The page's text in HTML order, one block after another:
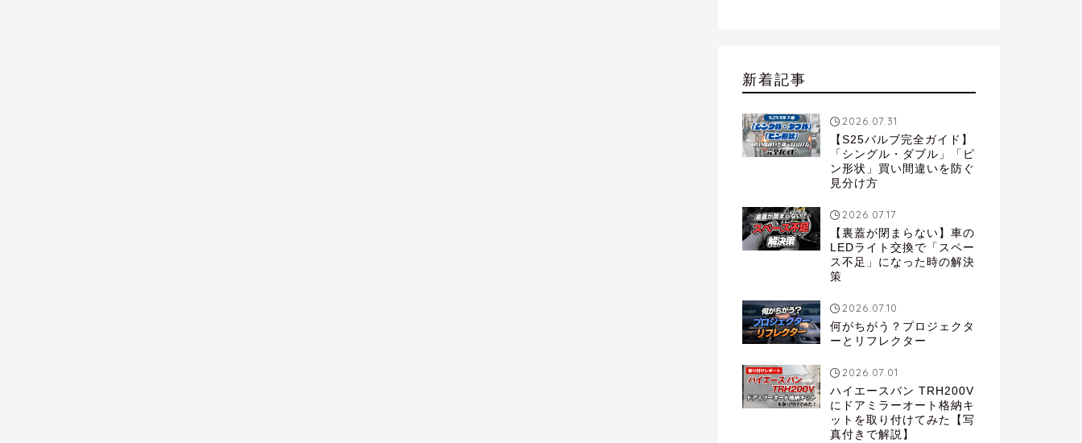
新着記事
2026.07.31
【S25バルブ完全ガイド】
「シングル・ダブル」「ピ
ン形状」買い間違いを防ぐ
見分け方
2026.07.17
【裏蓋が閉まらない】車の
LEDライト交換で「スペー
ス不足」になった時の解決
策
2026.07.10
何がちがう？プロジェクタ
ーとリフレクター
2026.07.01
ハイエースバン TRH200V
にドアミラーオート格納キ
ットを取り付けてみた【写
真付きで解説】